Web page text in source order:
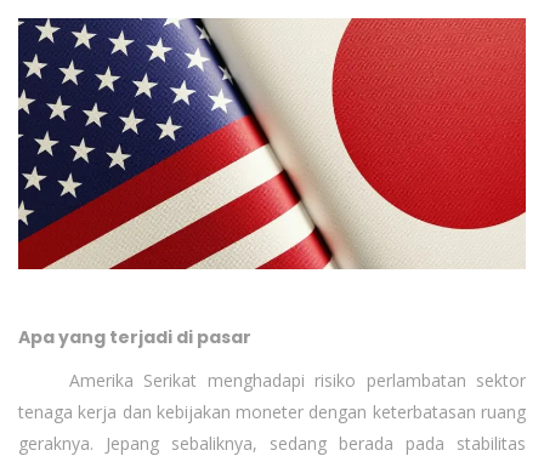
Apa yang terjadi di pasar
Amerika Serikat menghadapi risiko perlambatan sektor
tenaga kerja dan kebijakan moneter dengan keterbatasan ruang
geraknya. Jepang sebaliknya, sedang berada pada stabilitas